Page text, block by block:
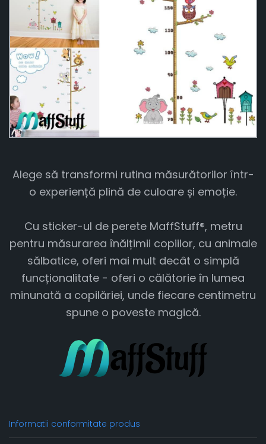
Alege să transformi rutina măsurătorilor într-
o experiență plină de culoare și emoție.
Cu sticker-ul de perete MaffStuff®, metru
pentru măsurarea înălțimii copiilor, cu animale
sălbatice, oferi mai mult decât o simplă
funcționalitate - oferi o călătorie în lumea
minunată a copilăriei, unde fiecare centimetru
spune o poveste magică.
Informatii conformitate produs